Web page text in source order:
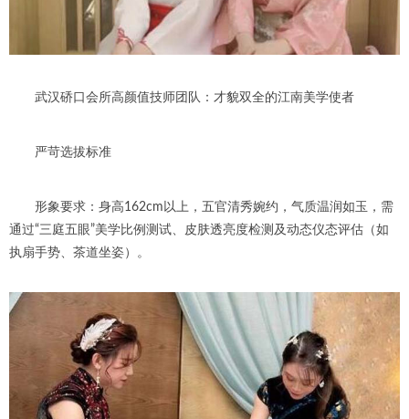
武汉硚口会所高颜值技师团队：才貌双全的江南美学使者
严苛选拔标准
形象要求：身高162cm以上，五官清秀婉约，气质温润如玉，需
通过“三庭五眼”美学比例测试、皮肤透亮度检测及动态仪态评估（如
执扇手势、茶道坐姿）。